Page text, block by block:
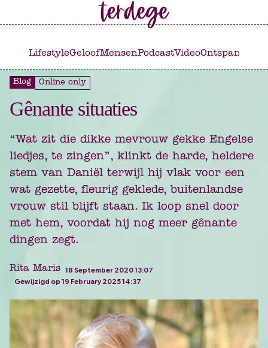
LifestyleGeloofMensenPodcastVideoOntspannen
Blog Online only
Gênante situaties
“Wat zit die dikke mevrouw gekke Engelse
liedjes, te zingen”, klinkt de harde, heldere
stem van Daniël terwijl hij vlak voor een
wat gezette, fleurig geklede, buitenlandse
vrouw stil blijft staan. Ik loop snel door
met hem, voordat hij nog meer gênante
dingen zegt.
Rita Maris
18 September 2020 13:07
Gewijzigd op 19 February 2025 14:37